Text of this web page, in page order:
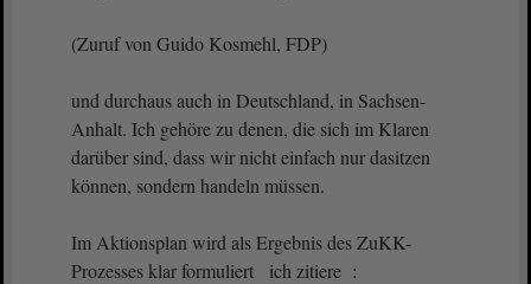
(Zuruf von Guido Kosmehl, FDP)
und durchaus auch in Deutschland, in Sachsen-
Anhalt. Ich gehöre zu denen, die sich im Klaren
darüber sind, dass wir nicht einfach nur dasitzen
können, sondern handeln müssen.
Im Aktionsplan wird als Ergebnis des ZuKK-
Prozesses klar formuliert ich zitiere :